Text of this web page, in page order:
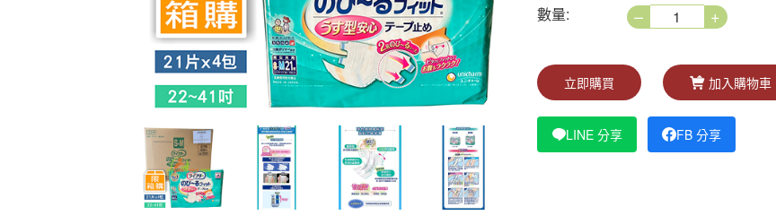
數量:
– +
立即購買 加入購物車
LINE 分享 FB 分享